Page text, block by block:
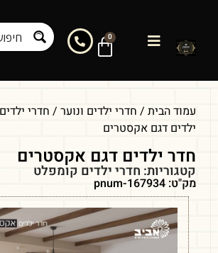
0
עמוד הבית / חדרי ילדים ונוער / חדרי
ילדים דגם אקסטרים
חדר ילדים דגם אקסטרים
קטגוריות: חדרי ילדים קומפלט
מק"ט: pnum-167934